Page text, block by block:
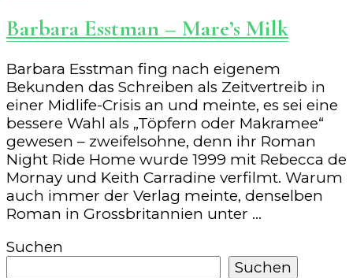
Barbara Esstman – Mare’s Milk
Barbara Esstman fing nach eigenem
Bekunden das Schreiben als Zeitvertreib in
einer Midlife-Crisis an und meinte, es sei eine
bessere Wahl als „Töpfern oder Makramee“
gewesen – zweifelsohne, denn ihr Roman
Night Ride Home wurde 1999 mit Rebecca de
Mornay und Keith Carradine verfilmt. Warum
auch immer der Verlag meinte, denselben
Roman in Grossbritannien unter …
Suchen
Suchen